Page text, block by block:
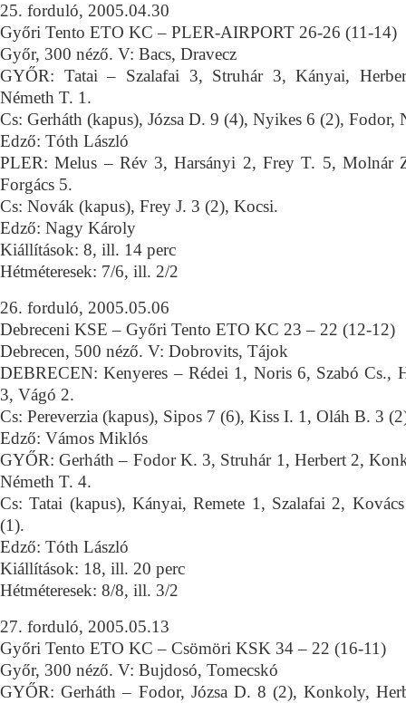
25. forduló, 2005.04.30
Győri Tento ETO KC – PLER-AIRPORT 26-26 (11-14)
Győr, 300 néző. V: Bacs, Dravecz
GYŐR: Tatai – Szalafai 3, Struhár 3, Kányai,
Németh T. 1.
Cs: Gerháth (kapus), Józsa D. 9 (4), Nyikes 6 (2), Fodor,
Edző: Tóth László
PLER: Melus – Rév 3, Harsányi 2, Frey T. 5, Molnár
Forgács 5.
Cs: Novák (kapus), Frey J. 3 (2), Kocsi.
Edző: Nagy Károly
Kiállítások: 8, ill. 14 perc
Hétméteresek: 7/6, ill. 2/2
26. forduló, 2005.05.06
Debreceni KSE – Győri Tento ETO KC 23 – 22 (12-12)
Debrecen, 500 néző. V: Dobrovits, Tájok
DEBRECEN: Kenyeres – Rédei 1, Noris 6, Szabó Cs.,
3, Vágó 2.
Cs: Pereverzia (kapus), Sipos 7 (6), Kiss I. 1, Oláh B. 3
Edző: Vámos Miklós
GYŐR: Gerháth – Fodor K. 3, Struhár 1, Herbert 2,
Németh T. 4.
Cs: Tatai (kapus), Kányai, Remete 1, Szalafai 2,
(1).
Edző: Tóth László
Kiállítások: 18, ill. 20 perc
Hétméteresek: 8/8, ill. 3/2
27. forduló, 2005.05.13
Győri Tento ETO KC – Csömöri KSK 34 – 22 (16-11)
Győr, 300 néző. V: Bujdosó, Tomecskó
GYŐR: Gerháth – Fodor, Józsa D. 8 (2), Konkoly,